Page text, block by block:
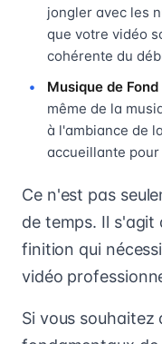
jongler avec les
que votre vidéo
cohérente du
Musique de
même de la
à l'ambiance de
accueillante
Ce n'est pas
de temps. Il
finition qui
vidéo
Si vous